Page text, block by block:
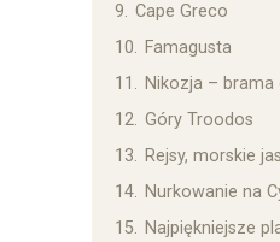
9. Cape Greco
10. Famagusta
11. Nikozja – brama
12. Góry Troodos
13. Rejsy, morskie
14. Nurkowanie na
15. Najpiękniejsze